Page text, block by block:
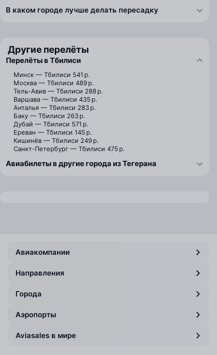
В каком городе лучше делать пересадку
Другие перелёты
Перелёты в Тбилиси
Минск — Тбилиси 541 р.
Москва — Тбилиси 489 р.
Тель-Авив — Тбилиси 288 р.
Варшава — Тбилиси 435 р.
Анталья — Тбилиси 283 р.
Баку — Тбилиси 263 р.
Дубай — Тбилиси 571 р.
Ереван — Тбилиси 145 р.
Кишинёв — Тбилиси 249 р.
Санкт-Петербург — Тбилиси 475 р.
Авиабилеты в другие города из Тегерана
Авиакомпании
Направления
Города
Аэропорты
Aviasales в мире